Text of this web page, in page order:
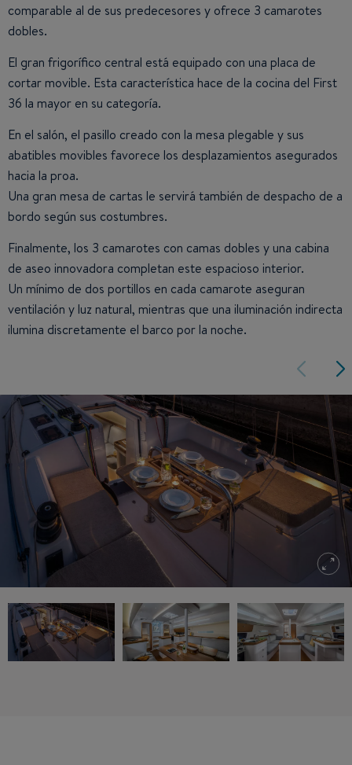
comparable al de sus predecesores y ofrece 3 camarotes
dobles.
El gran frigorífico central está equipado con una placa de
cortar movible. Esta característica hace de la cocina del First
36 la mayor en su categoría.
En el salón, el pasillo creado con la mesa plegable y sus
abatibles movibles favorece los desplazamientos asegurados
hacia la proa.
Una gran mesa de cartas le servirá también de despacho de a
bordo según sus costumbres.
Finalmente, los 3 camarotes con camas dobles y una cabina
de aseo innovadora completan este espacioso interior.
Un mínimo de dos portillos en cada camarote aseguran
ventilación y luz natural, mientras que una iluminación indirecta
ilumina discretamente el barco por la noche.